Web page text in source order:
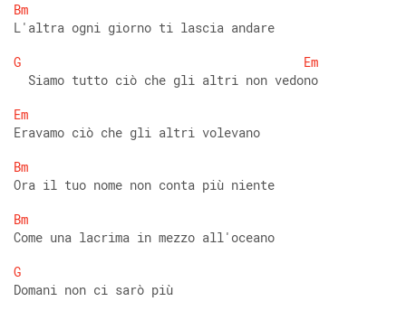
Bm
L'altra ogni giorno ti lascia andare
G
Em
  Siamo tutto ciò che gli altri non vedono
Em
Eravamo ciò che gli altri volevano
Bm
Ora il tuo nome non conta più niente
Bm
Come una lacrima in mezzo all'oceano
G
Domani non ci sarò più